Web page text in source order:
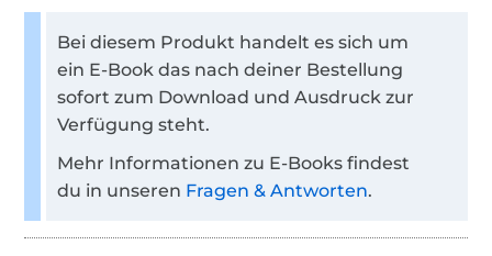
Bei diesem Produkt handelt es sich um
ein E-Book das nach deiner Bestellung
sofort zum Download und Ausdruck zur
Verfügung steht.
Mehr Informationen zu E-Books findest
du in unseren Fragen & Antworten.